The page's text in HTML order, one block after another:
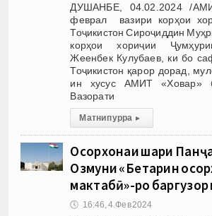
ДУШАНБЕ, 04.02.2024 /
феврал вазири корҳои
Тоҷикистон Сироҷиддин
корҳои хориҷии
Жеенбек Кулубаев, ки бо
Тоҷикистон қарор дорад,
ин хусус АМИТ «Ховар»
Вазорати
Матни пурра ▸
Осорхонаи шаҳри
Озмуни «Беҳтарин
мактабӣ»-ро
🕔 16:46, 4.Фев 2024